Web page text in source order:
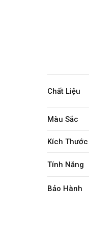
Chất Liệu
Màu Sắc
Kích Thước
Tính Năng
Bảo Hành